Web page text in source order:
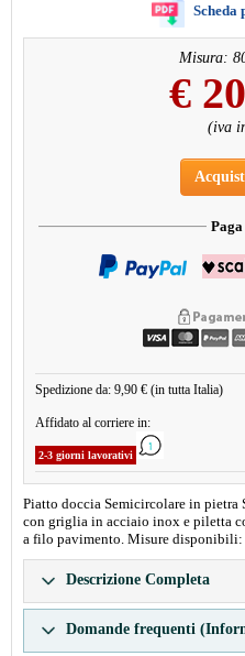
Scheda
Misura:
€
(iva
Spedizione da: 9,90 € (in tutta Italia)
Affidato al corriere in:
2-3 giorni lavorativi
Piatto doccia Semicircolare in
con griglia in acciaio inox e piletta
a filo pavimento. Misure disponibili:
Descrizione Completa
Domande frequenti